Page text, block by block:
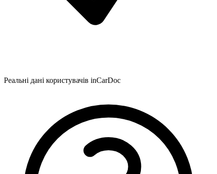
Реальні дані користувачів inCarDoc